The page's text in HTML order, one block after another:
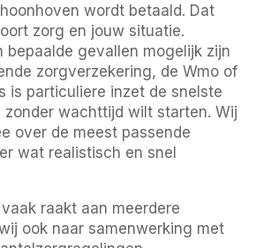
wordt betaald. Dat
zorg en jouw situatie.
bepaalde gevallen mogelijk zijn
zorgverzekering, de Wmo of
is particuliere inzet de snelste
zonder wachttijd wilt starten. Wij
over de meest passende
wat realistisch en snel
raakt aan meerdere
ook naar samenwerking met